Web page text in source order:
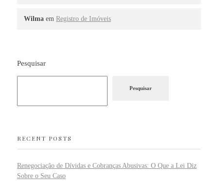
Wilma em Registro de Imóveis
Pesquisar
Pesquisar
RECENT POSTS
Renegociação de Dívidas e Cobranças Abusivas: O Que a Lei Diz
Sobre o Seu Caso